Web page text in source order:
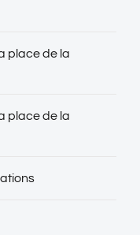
place de la
place de la